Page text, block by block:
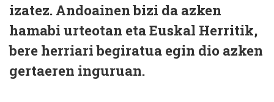
izatez. Andoainen bizi da azken
hamabi urteotan eta Euskal Herritik,
bere herriari begiratua egin dio azken
gertaeren inguruan.